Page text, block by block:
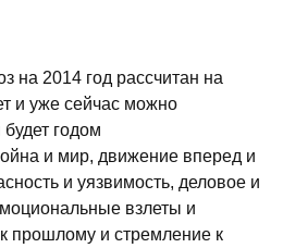
на 2014 год рассчитан на
и уже сейчас можно
будет годом
и мир, движение вперед и
и уязвимость, деловое и
взлеты и
прошлому и стремление к